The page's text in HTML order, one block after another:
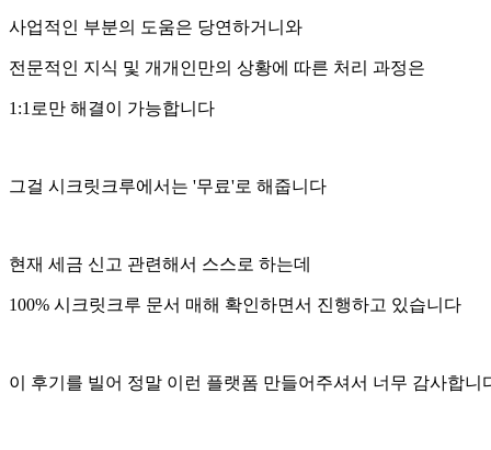
사업적인 부분의 도움은 당연하거니와
전문적인 지식 및 개개인만의 상황에 따른 처리 과정은
1:1로만 해결이 가능합니다
그걸 시크릿크루에서는 '무료'로 해줍니다
현재 세금 신고 관련해서 스스로 하는데
100% 시크릿크루 문서 매해 확인하면서 진행하고 있습니다
이 후기를 빌어 정말 이런 플랫폼 만들어주셔서 너무 감사합니